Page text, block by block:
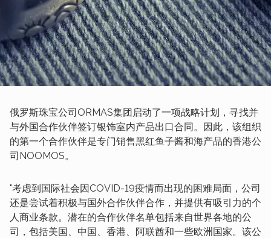
俄罗斯珠宝公司ORMAS集团启动了一项战略计划，寻找并
与外国合作伙伴签订银饰室内产品出口合同。因此，该组织
的第一个合作伙伴是专门销售黑红鱼子酱和海产品的香港公
司NOOMOS。
"考虑到国际社会因COVID-19疫情而出现的困难局面，公司
还是尝试着积极与国外合作伙伴合作，并提供有吸引力的个
人商业条款。潜在的合作伙伴名单包括来自世界各地的公
司，包括美国、中国、香港、阿联酋和一些欧洲国家。该公